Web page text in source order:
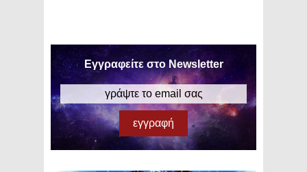
Εγγραφείτε στο Newsletter